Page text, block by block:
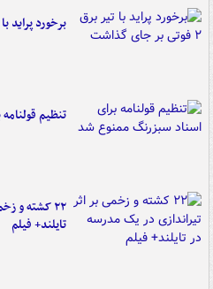
برخورد پراید با تیر برق ۲
تنظیم
۲۲ کشته و
تایلند+ فیلم